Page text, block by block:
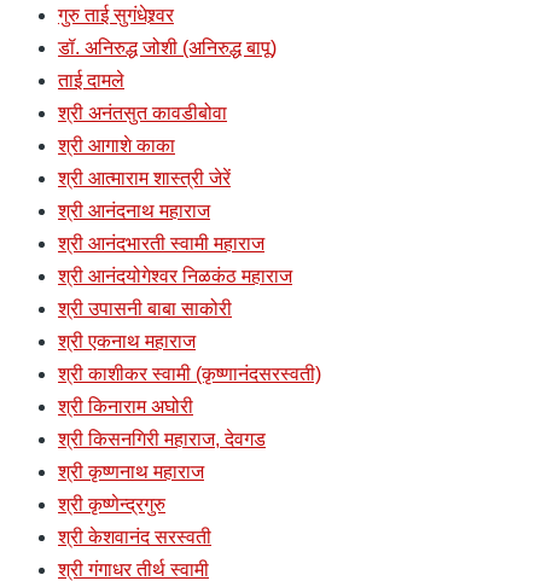
गुरु ताई सुगंधेश्र्वर
डॉ. अनिरुद्ध जोशी (अनिरुद्ध बापू)
ताई दामले
श्री अनंतसुत कावडीबोवा
श्री आगाशे काका
श्री आत्माराम शास्त्री जेरें
श्री आनंदनाथ महाराज
श्री आनंदभारती स्वामी महाराज
श्री आनंदयोगेश्वर निळकंठ महाराज
श्री उपासनी बाबा साकोरी
श्री एकनाथ महाराज
श्री काशीकर स्वामी (कृष्णानंदसरस्वती)
श्री किनाराम अघोरी
श्री किसनगिरी महाराज, देवगड
श्री कृष्णनाथ महाराज
श्री कृष्णेन्द्रगुरु
श्री केशवानंद सरस्वती
श्री गंगाधर तीर्थ स्वामी